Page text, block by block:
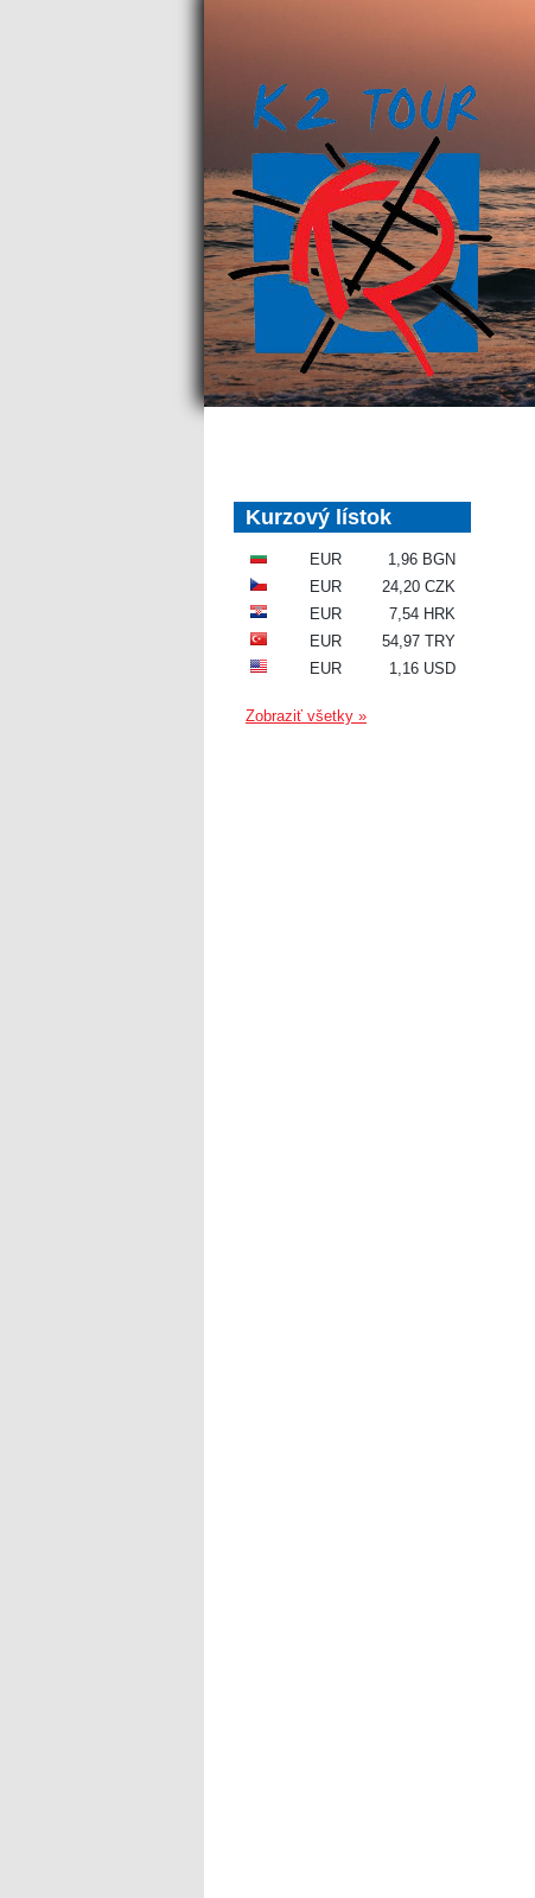
Kurzový lístok
EUR
1,96 BGN
EUR
24,20 CZK
EUR
7,54 HRK
EUR
54,97 TRY
EUR
1,16 USD
Zobraziť všetky »